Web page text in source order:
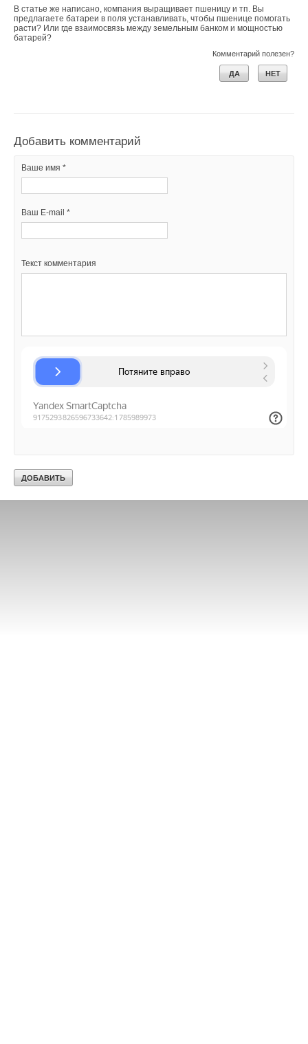
В статье же написано, компания выращивает пшеницу и тп. Вы
предлагаете батареи в поля устанавливать, чтобы пшенице помогать
расти? Или где взаимосвязь между земельным банком и мощностью
батарей?
Комментарий полезен?
ДА НЕТ
Добавить комментарий
Ваше имя *
Ваш E-mail *
Текст комментария
Уведомления отключены
Комментарии
Добавить комментарий
Ваше имя *
Текст комментария
Ваш E-mail *
Добавить комментарий
Ваше имя *